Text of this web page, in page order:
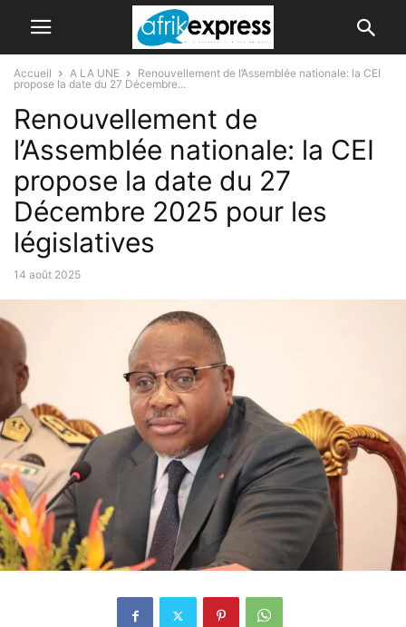
Accueil A LA UNE
Renouvellement de l’Assemblée nationale: la CEI
propose la date du 27 Décembre...
Renouvellement de
l’Assemblée nationale: la CEI
propose la date du 27
Décembre 2025 pour les
législatives
14 août 2025